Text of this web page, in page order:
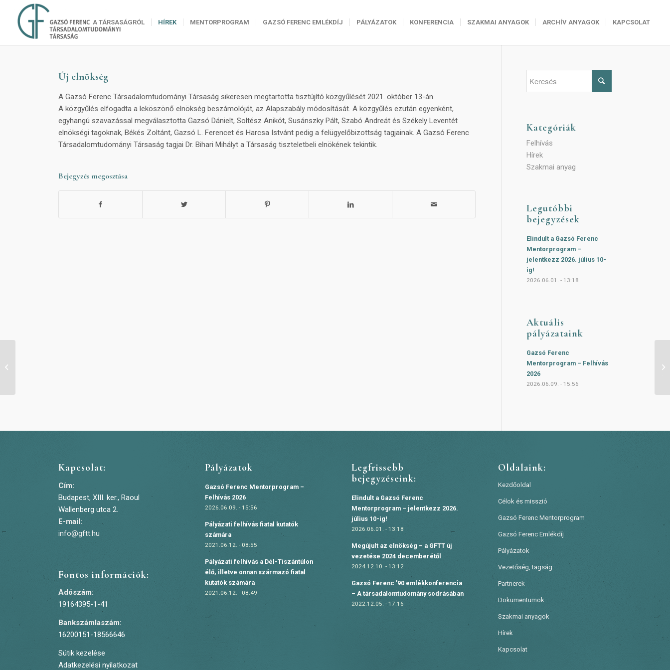
A TÁRSASÁGRÓL HÍREK MENTORPROGRAM GAZSÓ FERENC EMLÉKDÍJ PÁLYÁZATOK KONFERENCIA SZAKMAI ANYAGOK ARCHÍV ANYAGOK KAPCSOLAT
Új elnökség
A Gazsó Ferenc Társadalomtudományi Társaság sikeresen megtartotta tisztújító közgyűlését 2021. október 13-án.
A közgyűlés elfogadta a leköszönő elnökség beszámolóját, az Alapszabály módosítását. A közgyűlés ezután egyenként,
egyhangú szavazással megválasztotta Gazsó Dánielt, Soltész Anikót, Susánszky Pált, Szabó Andreát és Székely Leventét
elnökségi tagoknak, Békés Zoltánt, Gazsó L. Ferencet és Harcsa Istvánt pedig a felügyelőbizottság tagjainak. A Gazsó Ferenc
Társadalomtudományi Társaság tagjai Dr. Bihari Mihályt a Társaság tiszteletbeli elnökének tekintik.
Bejegyzés megosztása
Kategóriák
Felhívás
Hírek
Szakmai anyag
Legutóbbi
bejegyzések
Elindult a Gazsó Ferenc
Mentorprogram –
jelentkezz 2026. július 10-
ig!
2026.06.01. - 13:18
Aktuális
pályázataink
Gazsó Ferenc
Mentorprogram – Felhívás
2026
2026.06.09. - 15:56
Kapcsolat:
Cím:
Budapest, XIII. ker., Raoul
Wallenberg utca 2.
E-mail:
info@gftt.hu
Fontos információk:
Adószám:
19164395-1-41
Bankszámlaszám:
16200151-18566646
Sütik kezelése
Adatkezelési nyilatkozat
Pályázatok
Gazsó Ferenc Mentorprogram –
Felhívás 2026
2026.06.09. - 15:56
Pályázati felhívás fiatal kutatók
számára
2021.06.12. - 08:55
Pályázati felhívás a Dél-Tiszántúlon
élő, illetve onnan származó fiatal
kutatók számára
2021.06.12. - 08:49
Legfrissebb
bejegyzéseink:
Elindult a Gazsó Ferenc
Mentorprogram – jelentkezz 2026.
július 10-ig!
2026.06.01. - 13:18
Megújult az elnökség – a GFTT új
vezetése 2024 decemberétől
2024.12.10. - 13:12
Gazsó Ferenc ’90 emlékkonferencia
– A társadalomtudomány sodrásában
2022.12.05. - 17:16
Oldalaink:
Kezdőoldal
Célok és misszió
Gazsó Ferenc Mentorprogram
Gazsó Ferenc Emlékdíj
Pályázatok
Vezetőség, tagság
Partnerek
Dokumentumok
Szakmai anyagok
Hírek
Kapcsolat